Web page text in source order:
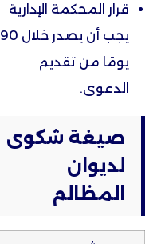
قرار المحكمة الإدارية
يجب أن يصدر خلال 90
يومًا من تقديم
الدعوى.
صيغة شكوى
لديوان
المظالم